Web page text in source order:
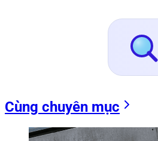
Cùng chuyên mục